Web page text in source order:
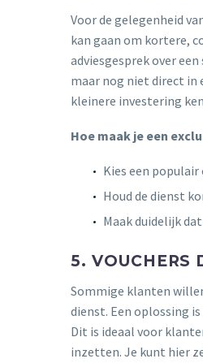
Voor de gelegenheid
kan gaan om kortere,
adviesgesprek over
maar nog niet direct in
kleinere investering
Hoe maak je een
Kies een
Houd de dienst
Maak duidelijk
5. VOUCHERS
Sommige klanten
dienst. Een oplossing
Dit is ideaal voor
inzetten. Je kunt hier